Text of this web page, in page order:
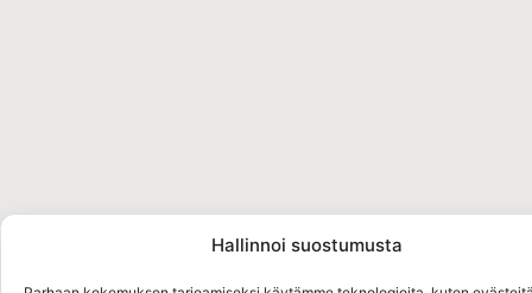
Hallinnoi suostumusta